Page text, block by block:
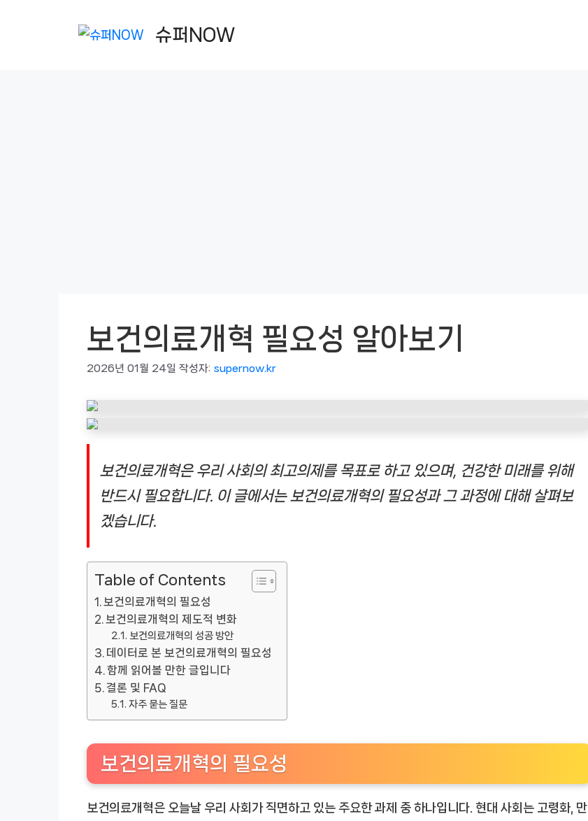
슈퍼NOW
보건의료개혁 필요성 알아보기
2026년 01월 24일 작성자: supernow.kr
보건의료개혁은 우리 사회의 최고의제를 목표로 하고 있으며, 건강한 미래를 위해
반드시 필요합니다. 이 글에서는 보건의료개혁의 필요성과 그 과정에 대해 살펴보
겠습니다.
Table of Contents
보건의료개혁의 필요성
보건의료개혁의 제도적 변화
보건의료개혁의 성공 방안
데이터로 본 보건의료개혁의 필요성
함께 읽어볼 만한 글입니다
결론 및 FAQ
자주 묻는 질문
보건의료개혁의 필요성
보건의료개혁은 오늘날 우리 사회가 직면하고 있는 주요한 과제 중 하나입니다. 현대 사회는 고령화, 만